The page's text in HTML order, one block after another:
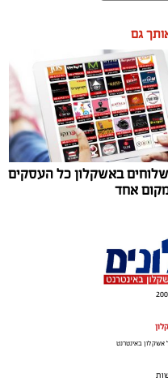
הדס ניצן
גם
באשקלון כל העסקים
אחד
אשקלון באינטרנט